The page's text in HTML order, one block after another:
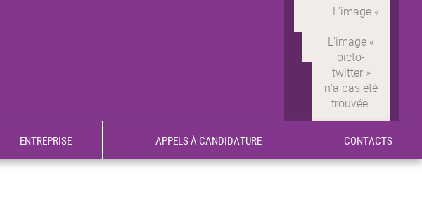
ENTREPRISE APPELS À CANDIDATURE CONTACTS